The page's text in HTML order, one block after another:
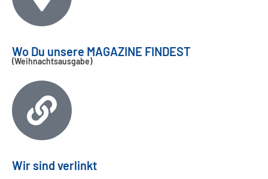
Wo Du unsere MAGAZINE FINDEST
(Weihnachtsausgabe)
Wir sind verlinkt